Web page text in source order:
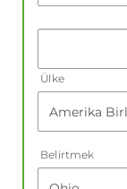
Ülke
Belirtmek